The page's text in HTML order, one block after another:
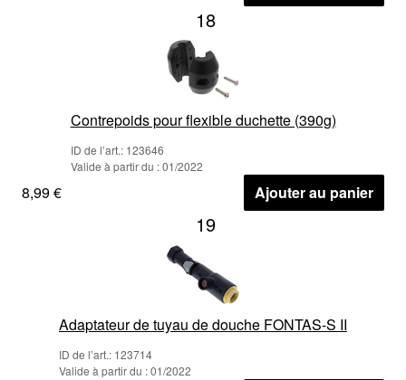
18
Contrepoids pour flexible duchette (390g)
ID de l’art.: 123646
Valide à partir du : 01/2022
8,99 € Ajouter au panier
19
Adaptateur de tuyau de douche FONTAS-S II
ID de l’art.: 123714
Valide à partir du : 01/2022